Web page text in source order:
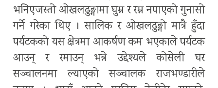
भनिएजस्तो ओखलढुङ्गामा घुम्न र रम्न नपाएको गुनासो
गर्ने गरेका थिए । सालिक र ओखलढुङ्गो मात्रै हुँदा
पर्यटकको यस क्षेत्रमा आकर्षण कम भएकाले पर्यटक
आउन् र रमाउन् भन्ने उद्देश्यले कोसेली घर
सञ्चालनमा ल्याएको सञ्चालक राजभण्डारीले